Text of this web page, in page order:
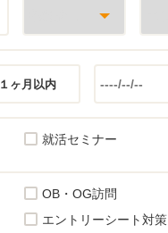
１ヶ月以内
就活セミナー
OB・OG訪問
エントリーシート対策